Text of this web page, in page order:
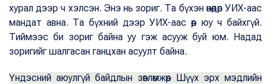
хурал дээр ч хэлсэн. Энэ нь зориг. Та бүхэн өнөөдөр УИХ-аас
мандат авна. Та бүхний дээр УИХ-аас өөр юу ч байхгүй.
Тиймээс би зориг байна уу гэж асууж буй юм. Надад
зоригийг шалгасан ганцхан асуулт байна.
Үндэсний аюулгүй байдлын зөвлөмжөөр Шүүх эрх мэдлийн